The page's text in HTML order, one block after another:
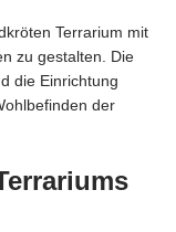
Terrarium mit
zu gestalten. Die
die Einrichtung
der